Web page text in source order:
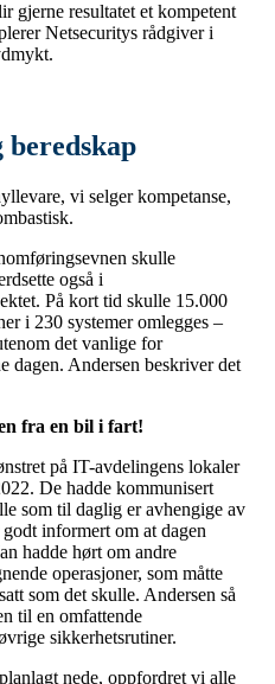
gjerne resultatet et kompetent
Netsecuritys rådgiver i
vi selger kompetanse,
skulle
også i
På kort tid skulle 15.000
i 230 systemer omlegges –
det vanlige for
dagen. Andersen beskriver det
fra en bil i fart!
på IT-avdelingens lokaler
De hadde kommunisert
som til daglig er avhengige av
informert om at dagen
hadde hørt om andre
operasjoner, som måtte
som det skulle. Andersen så
til en omfattende
sikkerhetsrutiner.
nede, oppfordret vi alle